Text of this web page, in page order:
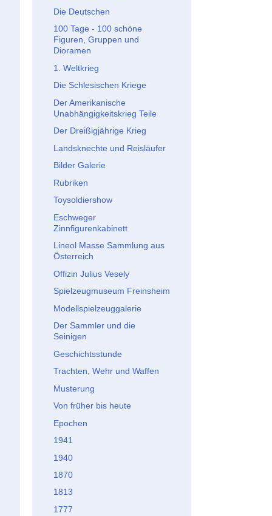
Die Deutschen
100 Tage - 100 schöne
Figuren, Gruppen und
Dioramen
1. Weltkrieg
Die Schlesischen Kriege
Der Amerikanische
Unabhängigkeitskrieg Teile
Der Dreißigjährige Krieg
Landsknechte und Reisläufer
Bilder Galerie
Rubriken
Toysoldiershow
Eschweger
Zinnfigurenkabinett
Lineol Masse Sammlung aus
Österreich
Offizin Julius Vesely
Spielzeugmuseum Freinsheim
Modellspielzeuggalerie
Der Sammler und die
Seinigen
Geschichtsstunde
Trachten, Wehr und Waffen
Musterung
Von früher bis heute
Epochen
1941
1940
1870
1813
1777